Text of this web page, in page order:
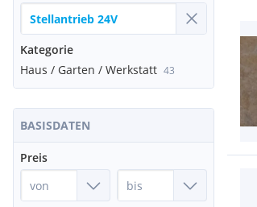
Kategorie
Haus / Garten / Werkstatt 43
BASISDATEN
Preis